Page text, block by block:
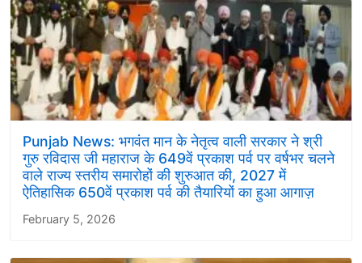
Punjab News: भगवंत मान के नेतृत्व वाली सरकार ने श्री
गुरु रविदास जी महाराज के 649वें प्रकाश पर्व पर वर्षभर चलने
वाले राज्य स्तरीय समारोहों की शुरुआत की, 2027 में
ऐतिहासिक 650वें प्रकाश पर्व की तैयारियों का हुआ आगाज़
February 5, 2026